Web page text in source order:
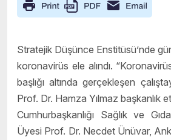
Stratejik Düşünce Enstitüsü’nde
koronavirüs ele alındı.
başlığı altında gerçekleşen
Prof. Dr. Hamza Yılmaz başkanlık
Cumhurbaşkanlığı Sağlık ve
Üyesi Prof. Dr. Necdet Ünüvar,